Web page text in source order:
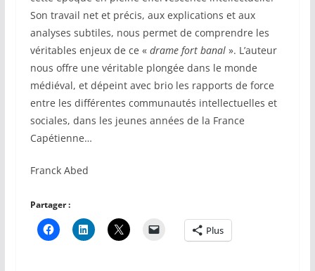
Son travail net et précis, aux explications et aux
analyses subtiles, nous permet de comprendre les
véritables enjeux de ce «drame fort banal ». L’auteur
nous offre une véritable plongée dans le monde
médiéval, et dépeint avec brio les rapports de force
entre les différentes communautés intellectuelles et
sociales, dans les jeunes années de la France
Capétienne…
Franck Abed
Partager :
Plus